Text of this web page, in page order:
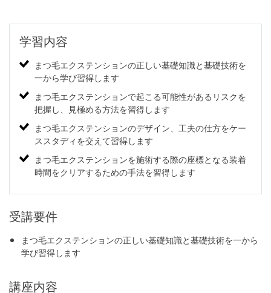
学習内容
まつ毛エクステンションの正しい基礎知識と基礎技術を
一から学び習得します
まつ毛エクステンションで起こる可能性があるリスクを
把握し、見極める方法を習得します
まつ毛エクステンションのデザイン、工夫の仕方をケー
ススタディを交えて習得します
まつ毛エクステンションを施術する際の座標となる装着
時間をクリアするための手法を習得します
受講要件
まつ毛エクステンションの正しい基礎知識と基礎技術を一から
学び習得します
講座内容